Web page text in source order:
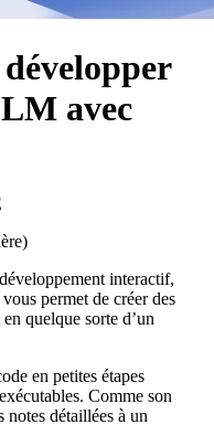
avec
)
interactif,
permet de créer des
quelque sorte d’un
en petites étapes
Comme son
notes détaillées à un